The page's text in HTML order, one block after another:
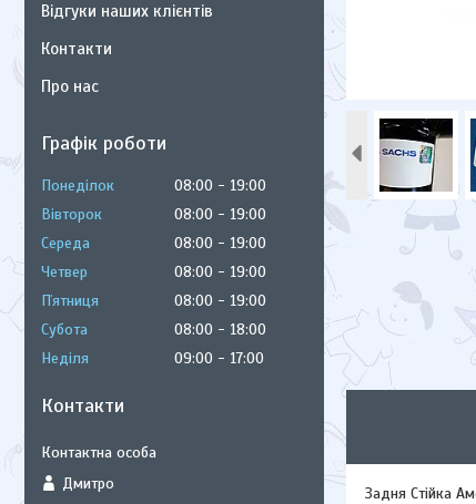
Задня Стійка
Відгуки наших клієнтів
Контакти
Про нас
Графік роботи
Понеділок 08:00
19:00
Вівторок
08:00
19:00
Середа
08:00
19:00
Четвер
08:00
19:00
Пʼятниця
08:00
19:00
Субота
08:00
18:00
Неділя
09:00 17:00
Контакти
Дмитро